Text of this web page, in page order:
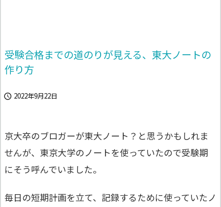
受験合格までの道のりが見える、東大ノートの
作り方
 2022年9月22日
京大卒のブロガーが東大ノート？と思うかもしれま
せんが、東京大学のノートを使っていたので受験期
にそう呼んでいました。
毎日の短期計画を立て、記録するために使っていたノ